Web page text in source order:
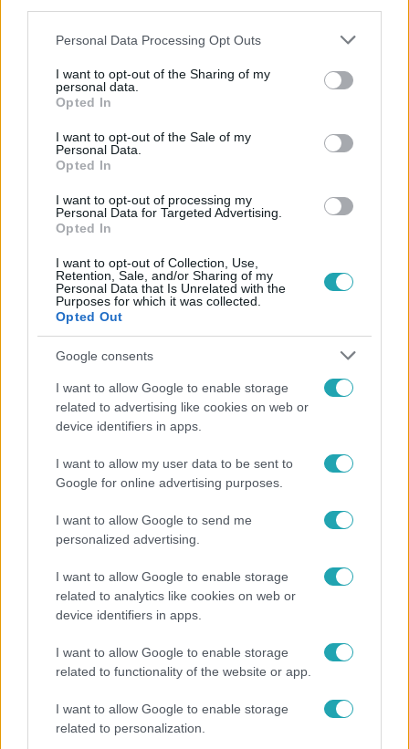
Please note that this website/app uses one or more Google
not limited to your visit or usage behaviour. You may click to
grant or deny consent to Google and its third-party tags to
use your data for below specified purposes in below Google
consent section.
Personal Data Processing Opt Outs
I want to opt-out of the Sharing of my
personal data.
Opted In
I want to opt-out of the Sale of my
Personal Data.
Opted In
I want to opt-out of processing my
Personal Data for Targeted Advertising.
Opted In
I want to opt-out of Collection, Use,
Retention, Sale, and/or Sharing of my
Personal Data that Is Unrelated with the
Purposes for which it was collected.
Opted Out
Google consents
I want to allow Google to enable storage
related to advertising like cookies on web or
device identifiers in apps.
I want to allow my user data to be sent to
Google for online advertising purposes.
I want to allow Google to send me
personalized advertising.
I want to allow Google to enable storage
related to analytics like cookies on web or
device identifiers in apps.
I want to allow Google to enable storage
related to functionality of the website or app.
I want to allow Google to enable storage
related to personalization.
Népszerű
14:09
„A csúcs opcionális, a biztonságos hazatérés
kötelező” – 50 méterre a csúcstól fordult vissza
Klein Dávid